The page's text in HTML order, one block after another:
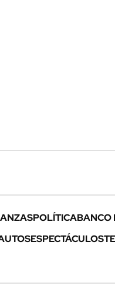
POLÍTICABANCO
ESPECTÁCULOS